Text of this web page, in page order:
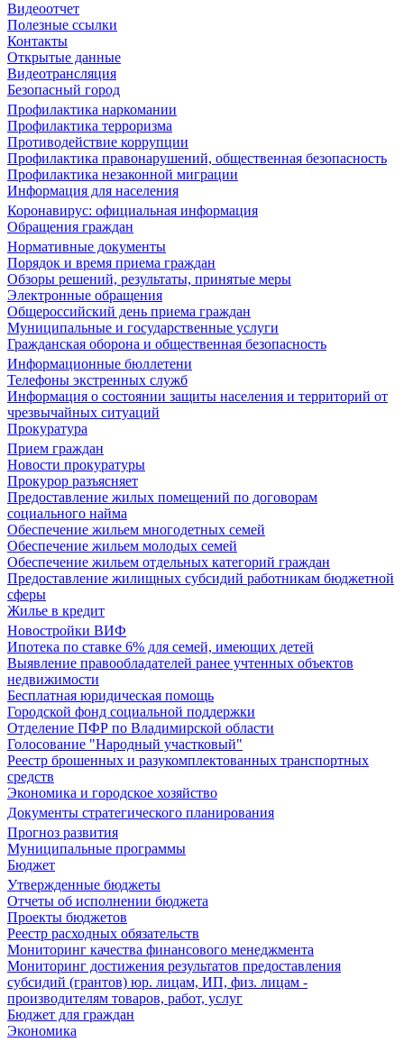
Видеоотчет
Полезные ссылки
Контакты
Открытые данные
Видеотрансляция
Безопасный город
Профилактика наркомании
Профилактика терроризма
Противодействие коррупции
Профилактика правонарушений, общественная безопасность
Профилактика незаконной миграции
Информация для населения
Коронавирус: официальная информация
Обращения граждан
Нормативные документы
Порядок и время приема граждан
Обзоры решений, результаты, принятые меры
Электронные обращения
Общероссийский день приема граждан
Муниципальные и государственные услуги
Гражданская оборона и общественная безопасность
Информационные бюллетени
Телефоны экстренных служб
Информация о состоянии защиты населения и территорий от
чрезвычайных ситуаций
Прокуратура
Прием граждан
Новости прокуратуры
Прокурор разъясняет
Предоставление жилых помещений по договорам
социального найма
Обеспечение жильем многодетных семей
Обеспечение жильем молодых семей
Обеспечение жильем отдельных категорий граждан
Предоставление жилищных субсидий работникам бюджетной
сферы
Жилье в кредит
Новостройки ВИФ
Ипотека по ставке 6% для семей, имеющих детей
Выявление правообладателей ранее учтенных объектов
недвижимости
Бесплатная юридическая помощь
Городской фонд социальной поддержки
Отделение ПФР по Владимирской области
Голосование "Народный участковый"
Реестр брошенных и разукомплектованных транспортных
средств
Экономика и городское хозяйство
Документы стратегического планирования
Прогноз развития
Муниципальные программы
Бюджет
Утвержденные бюджеты
Отчеты об исполнении бюджета
Проекты бюджетов
Реестр расходных обязательств
Мониторинг качества финансового менеджмента
Мониторинг достижения результатов предоставления
субсидий (грантов) юр. лицам, ИП, физ. лицам -
производителям товаров, работ, услуг
Бюджет для граждан
Экономика